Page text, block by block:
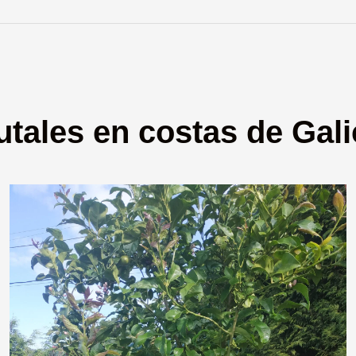
en costas de